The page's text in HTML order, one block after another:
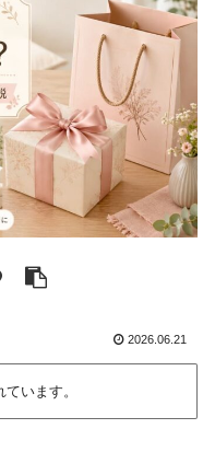
2026.06.21
います。